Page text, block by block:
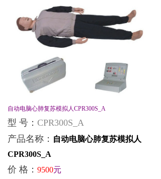
自动电脑心肺复苏模拟人CPR300S_A
型 号： CPR300S_A
产品名称： 自动电脑心肺复苏模拟人
CPR300S_A
价 格： 9500元